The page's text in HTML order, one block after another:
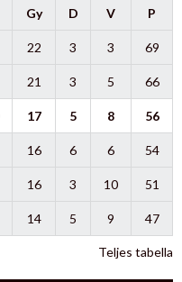
Gy D V P
22 3 3 69
21 3 5 66
17 5 8 56
16 6 6 54
16 3 10 51
14 5 9 47
Teljes tabella